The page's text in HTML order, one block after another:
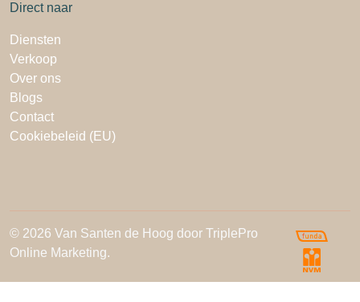
Direct naar
Diensten
Verkoop
Over ons
Blogs
Contact
Cookiebeleid (EU)
© 2026 Van Santen de Hoog door TriplePro
Online Marketing.